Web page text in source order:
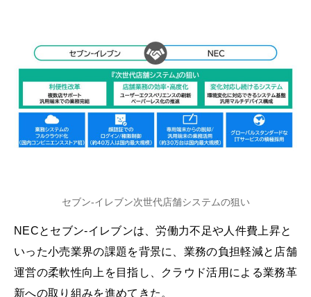
セブン-イレブン次世代店舗システムの狙い
NECとセブン‐イレブンは、労働力不足や人件費上昇と
いった小売業界の課題を背景に、業務の負担軽減と店舗
運営の柔軟性向上を目指し、クラウド活用による業務革
新への取り組みを進めてきた。